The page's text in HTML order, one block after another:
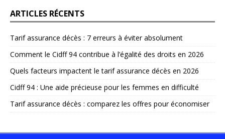
ARTICLES RÉCENTS
Tarif assurance décès : 7 erreurs à éviter absolument
Comment le Cidff 94 contribue à l’égalité des droits en 2026
Quels facteurs impactent le tarif assurance décès en 2026
Cidff 94 : Une aide précieuse pour les femmes en difficulté
Tarif assurance décès : comparez les offres pour économiser